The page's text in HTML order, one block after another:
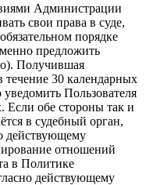
Администрации
свои права в суде,
порядке
предложить
Получившая
30 календарных
Пользователя
Если обе стороны так и
в судебный орган,
действующему
отношений
в Политике
действующему